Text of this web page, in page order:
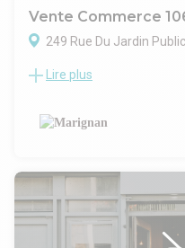
polyvalent, idéal pour
Vente Commerce
249 Rue Du Jardin
BORDEAUX - Jardin Public
Bordeaux, à proximité du
découvrez ce local
une activité commerciale,
profession libérale, sous
administratives et
envisagée. Sa surface de
Lire plus